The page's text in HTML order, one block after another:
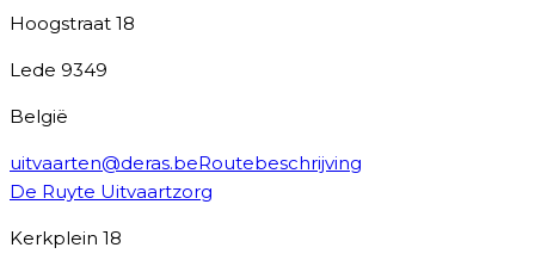
Hoogstraat 18
Lede 9349
België
uitvaarten@deras.beRoutebeschrijving
De Ruyte Uitvaartzorg
Kerkplein 18